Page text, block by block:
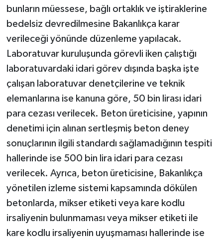
bunların müessese, bağlı ortaklık ve iştiraklerine
bedelsiz devredilmesine Bakanlıkça karar
verileceği yönünde düzenleme yapılacak.
Laboratuvar kuruluşunda görevli iken çalıştığı
laboratuvardaki idari görev dışında başka işte
çalışan laboratuvar denetçilerine ve teknik
elemanlarına ise kanuna göre, 50 bin lirası idari
para cezası verilecek. Beton üreticisine, yapının
denetimi için alınan sertleşmiş beton deney
sonuçlarının ilgili standardı sağlamadığının tespiti
hallerinde ise 500 bin lira idari para cezası
verilecek. Ayrıca, beton üreticisine, Bakanlıkça
yönetilen izleme sistemi kapsamında dökülen
betonlarda, mikser etiketi veya kare kodlu
irsaliyenin bulunmaması veya mikser etiketi ile
kare kodlu irsaliyenin uyuşmaması hallerinde ise